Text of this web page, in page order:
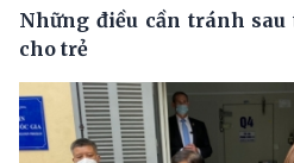
Những điều cần tránh sau
cho trẻ